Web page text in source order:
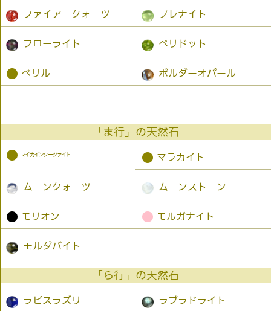
ファイアークォーツ プレナイト
フローライト ペリドット
● ベリル ボルダーオパール
「ま行」の天然石
● マイカインクーツァイト ● マラカイト
ムーンクォーツ ムーンストーン
● モリオン ● モルガナイト
モルダバイト
「ら行」の天然石
ラピスラズリ ラブラドライト